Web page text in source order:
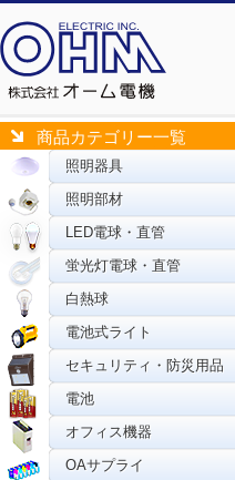
商品カテゴリー一覧
照明器具
照明部材
LED電球・直管
蛍光灯電球・直管
白熱球
電池式ライト
セキュリティ・防災用品
電池
オフィス機器
OAサプライ